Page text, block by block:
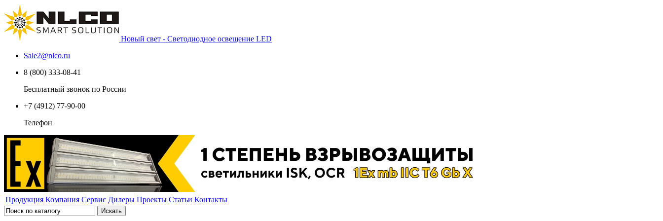
Новый свет - Светодиодное освещение LED
Sale2@nlco.ru
8 (800) 333-08-41
Бесплатный звонок по России
+7 (4912) 77-90-00
Телефон
Продукция Компания Сервис Дилеры Проекты Статьи Контакты